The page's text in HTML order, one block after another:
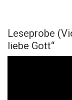
Leseprobe
liebe Gott“